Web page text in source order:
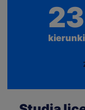
23
kierunki